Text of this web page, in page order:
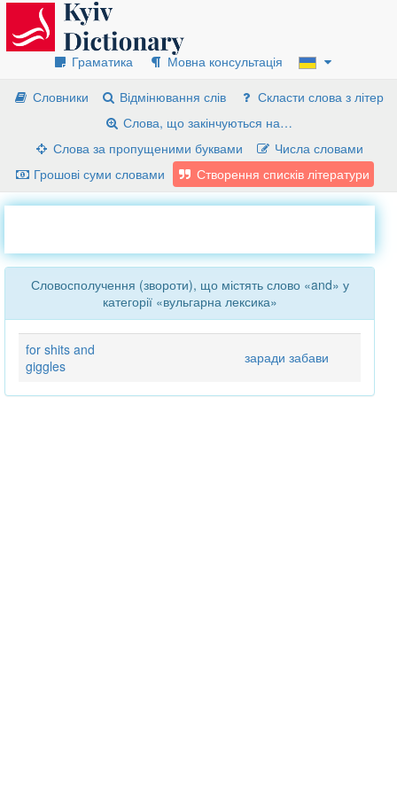
Граматика
Мовна консультація
Словники
Відмінювання слів
Скласти слова з літер
Слова, що закінчуються на…
Слова за пропущеними буквами
Числа словами
Грошові суми словами
Створення списків літератури
Словосполучення (звороти), що містять слово «and» у
категорії «вульгарна лексика»
for shits and
giggles
заради забави